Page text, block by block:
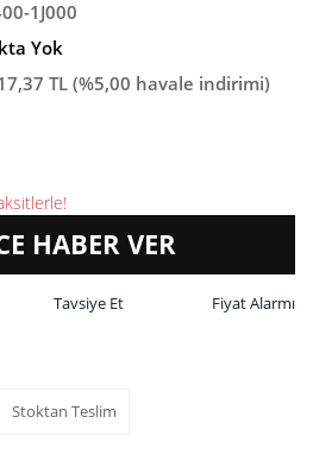
1J000
Yok
TL (%5,00 havale indirimi)
HABER VER
Tavsiye Et
Fiyat Alarmı
Stoktan Teslim